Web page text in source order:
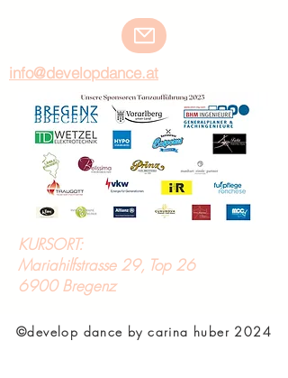
info@developdance.at
KURSORT:
Mariahilfstrasse 29, Top 26
6900 Bregenz
©develop dance by carina huber 2024